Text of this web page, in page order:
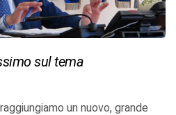
sul tema
un nuovo, grande